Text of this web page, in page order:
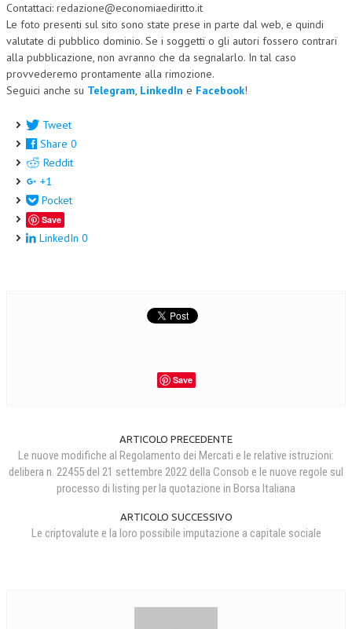
Contattaci: redazione@economiaediritto.it
Le foto presenti sul sito sono state prese in parte dal web, e quindi
valutate di pubblico dominio. Se i soggetti o gli autori fossero contrari
alla pubblicazione, non avranno che da segnalarlo. In tal caso
provvederemo prontamente alla rimozione.
Seguici anche su Telegram, LinkedIn e Facebook!
Tweet
Share 0
Reddit
+1
Pocket
Save
LinkedIn 0
Save
ARTICOLO PRECEDENTE
Le nuove modifiche al Regolamento dei Mercati e le relative istruzioni:
delibera n. 22455 del 21 settembre 2022 della Consob e le nuove regole sul
processo di listing per la quotazione in Borsa Italiana
ARTICOLO SUCCESSIVO
Le criptovalute e la loro possibile imputazione a capitale sociale